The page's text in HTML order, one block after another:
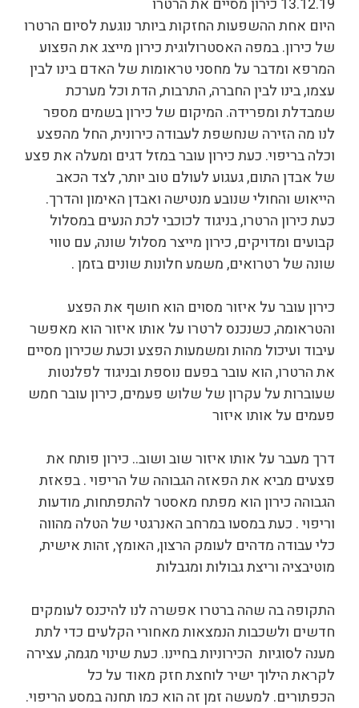
היום אחת ההשפעות החזקות ביותר נוגעת לסיום הרטרו
של כירון. במפה האסטרולוגית כירון מייצג את הפצוע
המרפא ומדבר על מחסני טראומות של האדם בינו לבין
עצמו, בינו לבין החברה, התרבות, הדת וכל מערכת
שמבדלת ומפרידה. המיקום של כירון בשמים מספר
לנו מה הזירה שנחשפת לעבודה כירונית, החל מהפצע
וכלה בריפוי. כעת כירון עובר במזל דגים ומעלה את פצע
של אבדן התום, געגוע לעולם טוב יותר, לצד הכאב
הייאוש והחולי שנובע מנטישה ואבדן האימון והדרך.
כעת כירון הרטרו, בניגוד לכוכבי לכת הנעים במסלול
קבועים ומדויקים, כירון מייצר מסלול שונה, עם טווי
שונה של רטרואים, משמע חלונות שונים בזמן .
כירון עובר על איזור מסוים הוא חושף את הפצע
והטראומה, כשנכנס לרטרו על אותו איזור הוא מאפשר
עיבוד ועיכול מהות ומשמעות הפצע וכעת שכירון מסיים
את הרטרו, הוא עובר בפעם נוספת ובניגוד לפלנטות
שעוברות על עקרון של שלוש פעמים, כירון עובר חמש
פעמים על אותו איזור
דרך מעבר על אותו איזור שוב ושוב.. כירון פותח את
פצעים מביא את הפאזה הגבוהה של הריפוי . בפאזת
הגבוהה כירון הוא מפתח מאסטר להתפתחות, מודעות
וריפוי . כעת במסעו במרחב האנרגטי של הטלה מהווה
כלי עבודה מדהים לעומק הרצון, האומץ, זהות אישית,
מוטיבציה וריצת גבולות ומגבלות
התקופה בה שהה ברטרו אפשרה לנו להיכנס לעומקים
חדשים ולשכבות הנמצאות מאחורי הקלעים כדי לתת
מענה לסוגיות הכירוניות בחיינו. כעת שינוי מגמה, עצירה
לקראת הילוך ישיר לוחצת חזק מאוד על כל
הכפתורים. למעשה זמן זה הוא כמו תחנה במסע הריפוי.